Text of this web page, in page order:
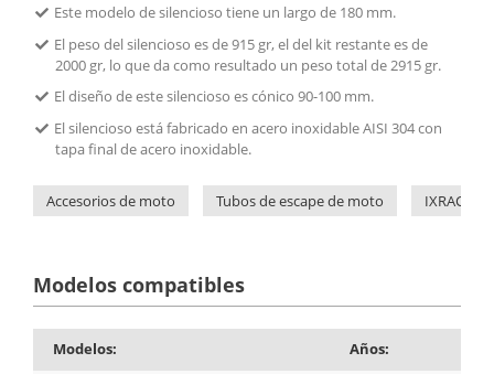
Este modelo de silencioso tiene un largo de 180 mm.
El peso del silencioso es de 915 gr, el del kit restante es de
2000 gr, lo que da como resultado un peso total de 2915 gr.
El diseño de este silencioso es cónico 90-100 mm.
El silencioso está fabricado en acero inoxidable AISI 304 con
tapa final de acero inoxidable.
Accesorios de moto Tubos de escape de moto IXRACE
Modelos compatibles
Modelos: Años: